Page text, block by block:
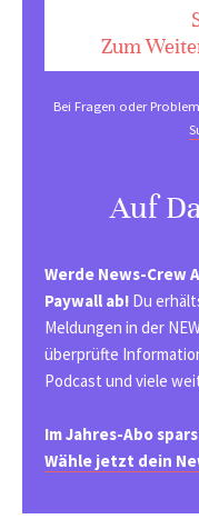
Zum
Bei Fragen oder
Auf
Werde News-Crew
Paywall ab! Du
Meldungen in der
überprüfte
Podcast und viele
Im Jahres-Abo
Wähle jetzt dein